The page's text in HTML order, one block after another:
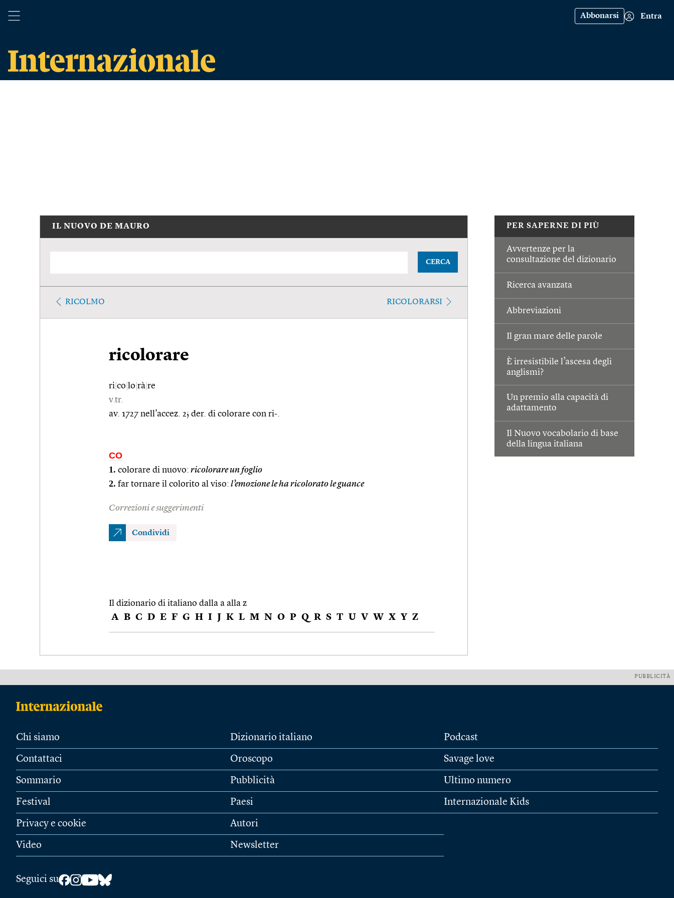
Abbonarsi Entra
PER SAPERNE DI PIÙ
Avvertenze per la
consultazione del dizionario
Ricerca avanzata
Abbreviazioni
Il gran mare delle parole
È irresistibile l’ascesa degli
anglismi?
Un premio alla capacità di
adattamento
Il Nuovo vocabolario di base
della lingua italiana
IL NUOVO DE MAURO
CERCA
RICOLMO RICOLORARSI
ricolorare
ri co lo rà re
v.tr.
av. 1727 nell'accez. 2; der. di colorare con ri-.
CO
1. colorare di nuovo: ricolorare un foglio
2. far tornare il colorito al viso: l’emozione le ha ricolorato le guance
Correzioni e suggerimenti
Condividi
Il dizionario di italiano dalla a alla z
A B C D E F G H I J K L M N O P Q R S T U V W X Y Z
PUBBLICITÀ
Chi siamo
Contattaci
Sommario
Festival
Privacy e cookie
Video
Dizionario italiano
Oroscopo
Pubblicità
Paesi
Autori
Newsletter
Podcast
Savage love
Ultimo numero
Internazionale Kids
Seguici su